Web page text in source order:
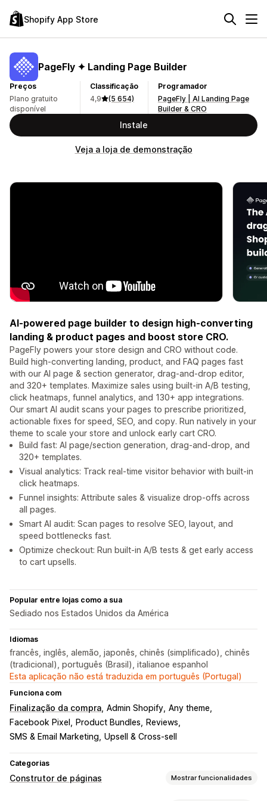
Shopify App Store
PageFly ✦ Landing Page Builder
Preços
Plano gratuito
disponível
Classificação
4,9
(5 654)
Programador
PageFly | AI Landing Page
Builder & CRO
Instale
Veja a loja de demonstração
AI-powered page builder to design high-converting
landing & product pages and boost store CRO.
PageFly powers your store design and CRO without code.
Build high-converting landing, product, and FAQ pages fast
with our AI page & section generator, drag-and-drop editor,
and 320+ templates. Maximize sales using built-in A/B testing,
click heatmaps, funnel analytics, and 130+ app integrations.
Our smart AI audit scans your pages to prescribe prioritized,
actionable fixes for speed, SEO, and copy. Run natively in your
theme to scale your store and unlock early cart CRO.
Build fast: AI page/section generation, drag-and-drop, and
320+ templates.
Visual analytics: Track real-time visitor behavior with built-in
click heatmaps.
Funnel insights: Attribute sales & visualize drop-offs across
all pages.
Smart AI audit: Scan pages to resolve SEO, layout, and
speed bottlenecks fast.
Optimize checkout: Run built-in A/B tests & get early access
to cart upsells.
Popular entre lojas como a sua
Sediado nos Estados Unidos da América
Idiomas
francês, inglês, alemão, japonês, chinês (simplificado), chinês
(tradicional), português (Brasil), italianoe espanhol
Esta aplicação não está traduzida em português (Portugal)
Funciona com
Finalização da compra Admin Shopify Any theme
Facebook Pixel
Product Bundles
Reviews
SMS & Email Marketing Upsell & Cross-sell
Categorias
Construtor de páginas Mostrar funcionalidades